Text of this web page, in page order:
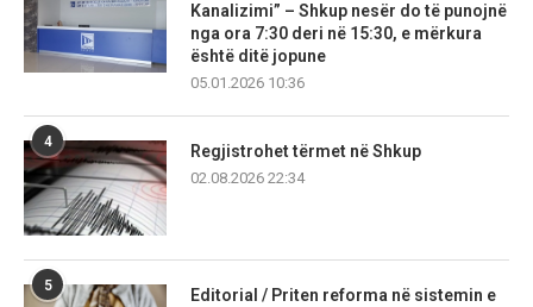
Kanalizimi” – Shkup nesër do të punojnë
nga ora 7:30 deri në 15:30, e mërkura
është ditë jopune
05.01.2026 10:36
4
Regjistrohet tërmet në Shkup
02.08.2026 22:34
5
Editorial / Priten reforma në sistemin e